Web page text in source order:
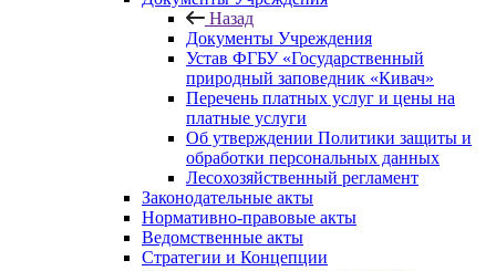
Назад
Документы Учреждения
Устав ФГБУ «Государственный
природный заповедник «Кивач»
Перечень платных услуг и цены на
платные услуги
Об утверждении Политики защиты и
обработки персональных данных
Лесохозяйственный регламент
Законодательные акты
Нормативно-правовые акты
Ведомственные акты
Стратегии и Концепции